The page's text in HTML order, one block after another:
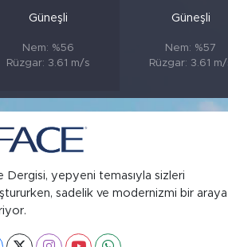
Güneşli
Nem: %56
Rüzgar: 3.61 m/s
Güneşli
Nem: %57
Rüzgar: 3.61
Dergisi, yepyeni temasıyla sizleri
sadelik ve modernizmi bir araya